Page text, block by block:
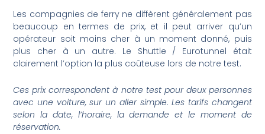
Les compagnies de ferry ne diffèrent généralement pas
beaucoup en termes de prix, et il peut arriver qu’un
opérateur soit moins cher à un moment donné, puis
plus cher à un autre. Le Shuttle / Eurotunnel était
clairement l’option la plus coûteuse lors de notre test.
Ces prix correspondent à notre test pour deux personnes
avec une voiture, sur un aller simple. Les tarifs changent
selon la date, l’horaire, la demande et le moment de
réservation.